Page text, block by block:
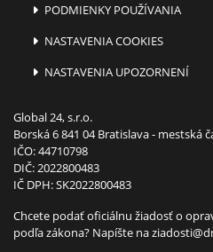
PODMIENKY POUŽÍVANIA
NASTAVENIA COOKIES
NASTAVENIA UPOZORNENÍ
Global 24, s.r.o.
Borská 6 841 04 Bratislava - mestská
IČO: 44710798
DIČ: 2022800483
IČ DPH: SK2022800483
Chcete podať oficiálnu žiadosť o
podľa zákona? Napíšte na